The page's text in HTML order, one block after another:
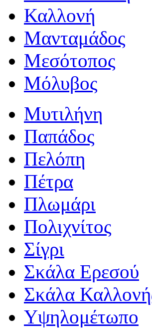
Καλλονή
Μανταμάδος
Μεσότοπος
Μόλυβος
Μυτιλήνη
Παπάδος
Πελόπη
Πέτρα
Πλωμάρι
Πολιχνίτος
Σίγρι
Σκάλα Ερεσού
Σκάλα
Υψηλομέτωπο